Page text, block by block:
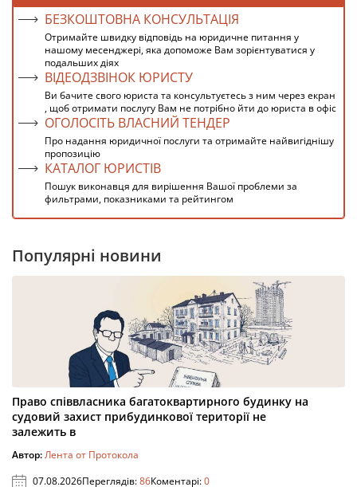
БЕЗКОШТОВНА КОНСУЛЬТАЦІЯ
Отримайте швидку відповідь на юридичне питання у
нашому месенджері, яка допоможе Вам зорієнтуватися у
подальших діях
ВІДЕОДЗВІНОК ЮРИСТУ
Ви бачите свого юриста та консультуєтесь з ним через екран
, щоб отримати послугу Вам не потрібно йти до юриста в офіс
ОГОЛОСІТЬ ВЛАСНИЙ ТЕНДЕР
Про надання юридичної послуги та отримайте найвигіднішу
пропозицію
КАТАЛОГ ЮРИСТІВ
Пошук виконавця для вирішення Вашої проблеми за
фильтрами, показниками та рейтингом
Популярні новини
Право співвласника багатоквартирного будинку на
судовий захист прибудинкової території не
залежить в
Автор:Лента от Протокола
07.08.2026Переглядів:86Коментарі:0